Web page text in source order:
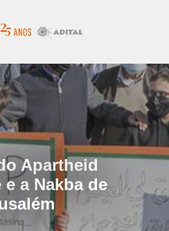
Apartheid
e a Nakba de